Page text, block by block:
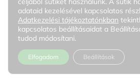
adataid kezelésével kapcsolatos
Adatkezelési tájékoztatónkban
kapcsolatos beállításaidat a
tudod módosítani.
Elfogadom Beállítások